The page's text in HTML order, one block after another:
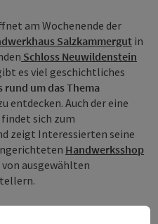
am Wochenende der
Salzkammergut in
Schloss Neuwildenstein
es viel geschichtliches
rund um das Thema
entdecken. Auch der eine
sich zum
zeigt Interessierten seine
Handwerksshop
ausgewählten